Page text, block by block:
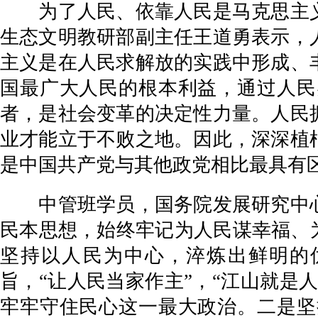
为了人民、依靠人民是马克思主
生态文明教研部副主任王道勇表示
主义是在人民求解放的实践中形成
国最广大人民的根本利益，通过人
者，是社会变革的决定性力量。人
业才能立于不败之地。因此，深深
是中国共产党与其他政党相比最具有
中管班学员，国务院发展研究中
民本思想，始终牢记为人民谋幸福
坚持以人民为中心，淬炼出鲜明
旨，“让人民当家作主”，“江山就是
牢牢守住民心这一最大政治。二是